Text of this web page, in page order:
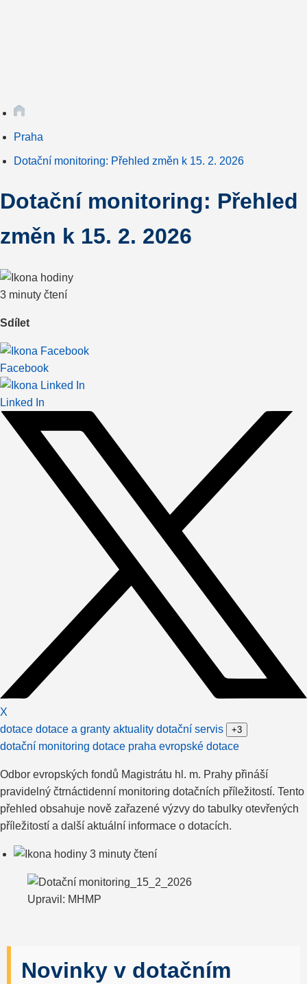
Praha
Dotační monitoring: Přehled změn k 15. 2. 2026
Dotační monitoring: Přehled
změn k 15. 2. 2026
3 minuty čtení
Sdílet
Facebook
Linked In
X
dotace dotace a granty aktuality dotační servis +3
dotační monitoring dotace praha evropské dotace
Odbor evropských fondů Magistrátu hl. m. Prahy přináší
pravidelný čtrnáctidenní monitoring dotačních příležitostí. Tento
přehled obsahuje nově zařazené výzvy do tabulky otevřených
příležitostí a další aktuální informace o dotacích.
3 minuty čtení
Upravil: MHMP
Novinky v dotačním